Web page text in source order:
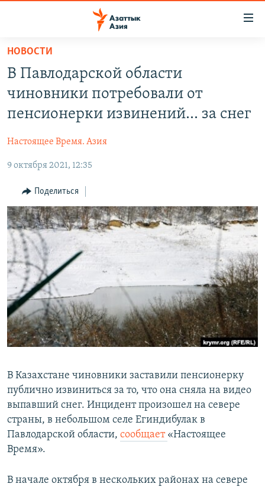
Вернуться
основному
содержанию
главной
Вернутся
поиску
ТАДЖИКИСТАН
ҚАЗАҚША
КЫРГЫЗЧА
ЎЗБЕКЧА
ТОҶИКӢ
TÜRKMENÇE
ПОДПИШИТЕСЬ НА НАС В СОЦСЕТЯХ
Все сайты РСЕ/РС
НОВОСТИ
В Павлодарской области
чиновники потребовали от
пенсионерки извинений... за снег
Настоящее Время. Азия
9 октября 2021, 12:35
Поделиться
В Казахстане чиновники заставили пенсионерку
публично извиниться за то, что она сняла на видео
выпавший снег. Инцидент произошел на севере
страны, в небольшом селе Егиндибулак в
Павлодарской области, сообщает «Настоящее
Время».
В начале октября в нескольких районах на севере